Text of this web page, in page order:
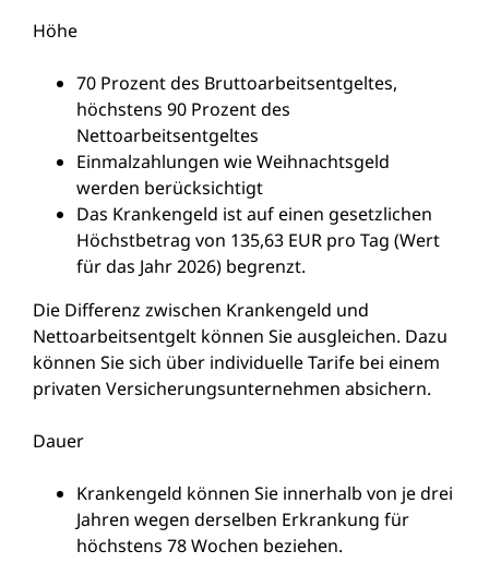
Höhe
70 Prozent des Bruttoarbeitsentgeltes,
höchstens 90 Prozent des
Nettoarbeitsentgeltes
Einmalzahlungen wie Weihnachtsgeld
werden berücksichtigt
Das Krankengeld ist auf einen gesetzlichen
Höchstbetrag von 135,63 EUR pro Tag (Wert
für das Jahr 2026) begrenzt.
Die Differenz zwischen Krankengeld und
Nettoarbeitsentgelt können Sie ausgleichen. Dazu
können Sie sich über individuelle Tarife bei einem
privaten Versicherungsunternehmen absichern.
Dauer
Krankengeld können Sie innerhalb von je drei
Jahren wegen derselben Erkrankung für
höchstens 78 Wochen beziehen.